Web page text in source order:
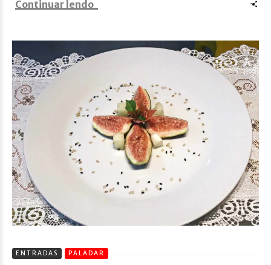
Continuar lendo
ENTRADAS PALADAR